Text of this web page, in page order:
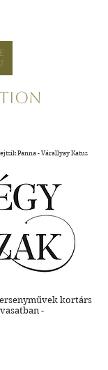
Panna - Várallyay Katus
kortárs
-